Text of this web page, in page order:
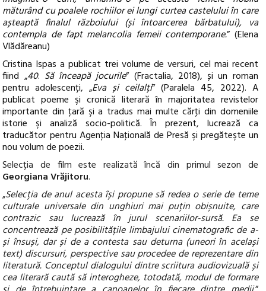
măturând cu poalele rochiilor ei lungi curtea castelului în care
așteaptă finalul războiului (și întoarcerea bărbatului), va
contempla de fapt melancolia femeii contemporane.” (Elena
Vlădăreanu)
Cristina Ispas a publicat trei volume de versuri, cel mai recent
fiind „40. Să înceapă jocurile” (Fractalia, 2018), și un roman
pentru adolescenți, „Eva și ceilalți” (Paralela 45, 2022). A
publicat poeme şi cronică literară în majoritatea revistelor
importante din ţară şi a tradus mai multe cărţi din domeniile
istorie şi analiză socio-politică. În prezent, lucrează ca
traducător pentru Agenţia Naţională de Presă şi pregăteşte un
nou volum de poezii.
Selecția de film este realizată încă din primul sezon de
Georgiana Vrăjitoru.
„Selecția de anul acesta își propune să redea o serie de teme
culturale universale din unghiuri mai puțin obișnuite, care
contrazic sau lucrează în jurul scenariilor-sursă. Ea se
concentrează pe posibilitățile limbajului cinematografic de a-
și însuși, dar și de a contesta sau deturna (uneori în același
text) discursuri, perspective sau procedee de reprezentare din
literatură. Conceptul dialogului dintre scriitura audiovizuală și
cea literară caută să interogheze, totodată, modul de formare